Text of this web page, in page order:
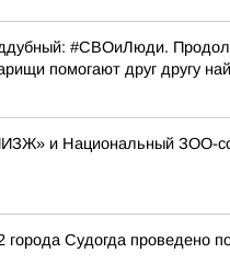
#СВОиЛюди.
помогают друг другу
и Национальный ЗОО-
Судогда проведено